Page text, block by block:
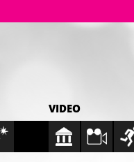
VIDEO